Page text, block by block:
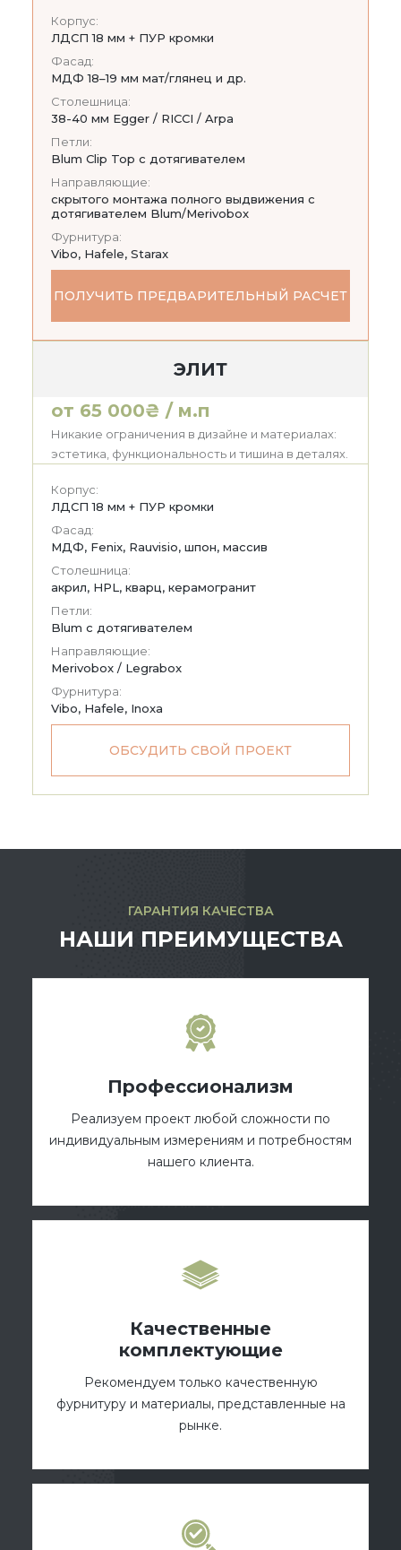
Корпус:
ЛДСП 18 мм + ПУР кромки
Фасад:
МДФ 18–19 мм мат/глянец и др.
Столешница:
38-40 мм Egger / RICCI / Arpa
Петли:
Blum Clip Top с дотягивателем
Направляющие:
скрытого монтажа полного выдвижения с
дотягивателем Blum/Merivobox
Фурнитура:
Vibo, Hafele, Starax
ПОЛУЧИТЬ ПРЕДВАРИТЕЛЬНЫЙ РАСЧЕТ
ЭЛИТ
от 65 000₴ / м.п
Никакие ограничения в дизайне и материалах:
эстетика, функциональность и тишина в деталях.
Корпус:
ЛДСП 18 мм + ПУР кромки
Фасад:
МДФ, Fenix, Rauvisio, шпон, массив
Столешница:
акрил, HPL, кварц, керамогранит
Петли:
Blum с дотягивателем
Направляющие:
Merivobox / Legrabox
Фурнитура:
Vibo, Hafele, Inoxa
ОБСУДИТЬ СВОЙ ПРОЕКТ
ГАРАНТИЯ КАЧЕСТВА
НАШИ ПРЕИМУЩЕСТВА
Профессионализм
Реализуем проект любой сложности по
индивидуальным измерениям и потребностям
нашего клиента.
Качественные
комплектующие
Рекомендуем только качественную
фурнитуру и материалы, представленные на
рынке.